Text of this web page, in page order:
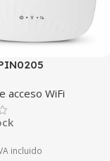
acceso WiFi
incluido